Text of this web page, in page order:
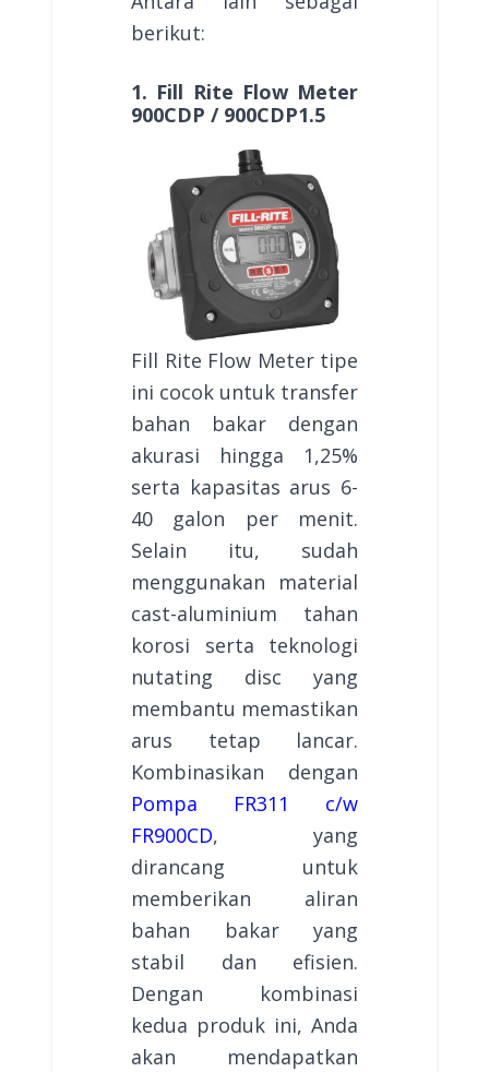
berikut:
1. Fill Rite Flow Meter
900CDP / 900CDP1.5
Fill Rite Flow Meter tipe
ini cocok untuk transfer
bahan bakar dengan
akurasi hingga 1,25%
serta kapasitas arus 6-
40 galon per menit.
Selain itu, sudah
menggunakan material
cast-aluminium tahan
korosi serta teknologi
nutating disc yang
membantu memastikan
arus tetap lancar.
Kombinasikan dengan
Pompa FR311 c/w
FR900CD, yang
dirancang untuk
memberikan aliran
bahan bakar yang
stabil dan efisien.
Dengan kombinasi
kedua produk ini, Anda
akan mendapatkan